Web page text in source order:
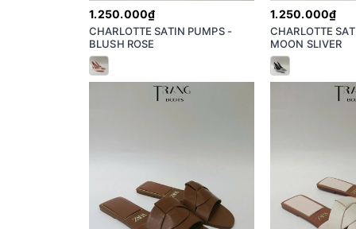
1.250.000₫
CHARLOTTE SATIN PUMPS -
BLUSH ROSE
1.250.000₫
CHARLOTTE
MOON SLIVER